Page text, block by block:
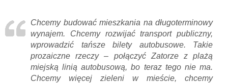
Chcemy budować mieszkania na długoterminowy
wynajem. Chcemy rozwijać transport publiczny,
wprowadzić tańsze bilety autobusowe. Takie
prozaiczne rzeczy – połączyć Zatorze z plażą
miejską linią autobusową, bo teraz tego nie ma.
Chcemy więcej zieleni w mieście, chcemy